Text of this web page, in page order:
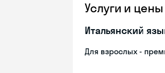
Услуги и цены
Итальянский
Для взрослых -